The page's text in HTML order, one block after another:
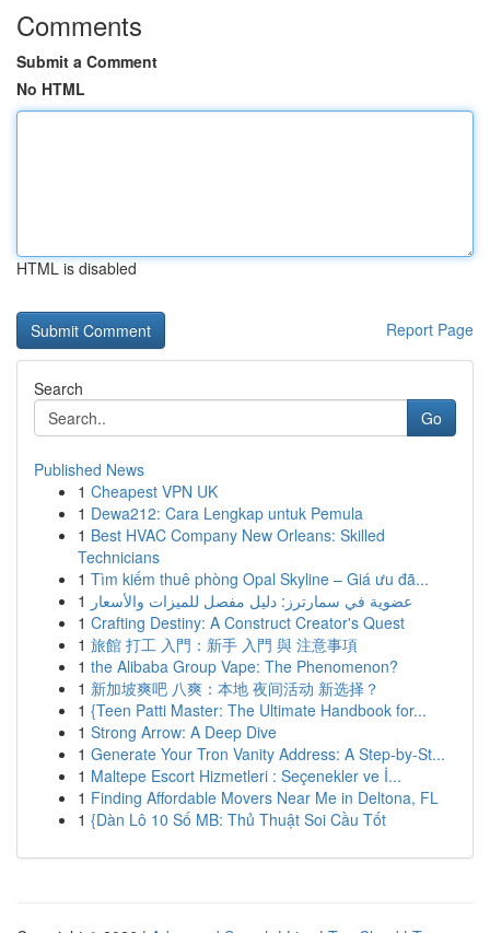
Comments
Submit a Comment
No HTML
HTML is disabled
Report Page
Search
Go
Published News
1 Cheapest VPN UK
1 Dewa212: Cara Lengkap untuk Pemula
1 Best HVAC Company New Orleans: Skilled
Technicians
1 Tìm kiếm thuê phòng Opal Skyline – Giá ưu đã...
1 عضوية في سمارترز: دليل مفصل للميزات والأسعار
1 Crafting Destiny: A Construct Creator's Quest
1 旅館 打工 入門：新手 入門 與 注意事項
1 the Alibaba Group Vape: The Phenomenon?
1 新加坡爽吧 八爽：本地 夜间活动 新选择？
1 {Teen Patti Master: The Ultimate Handbook for...
1 Strong Arrow: A Deep Dive
1 Generate Your Tron Vanity Address: A Step-by-St...
1 Maltepe Escort Hizmetleri : Seçenekler ve İ...
1 Finding Affordable Movers Near Me in Deltona, FL
1 {Dàn Lô 10 Số MB: Thủ Thuật Soi Cầu Tốt